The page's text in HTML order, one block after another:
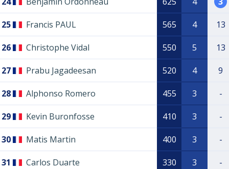
25 Francis PAUL 565 4 13
26 Christophe Vidal 550 5 13
27 Prabu Jagadeesan 520 4 9
28 Alphonso Romero 455 3 -
29 Kevin Buronfosse 410 3 -
30 Matis Martin 400 3 -
31 Carlos Duarte 330 3 -